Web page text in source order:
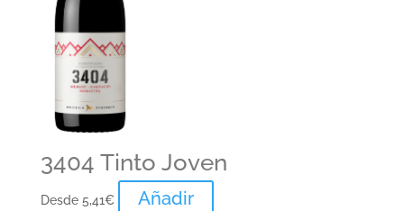
3404 Tinto Joven
Desde 5,41€ Añadir